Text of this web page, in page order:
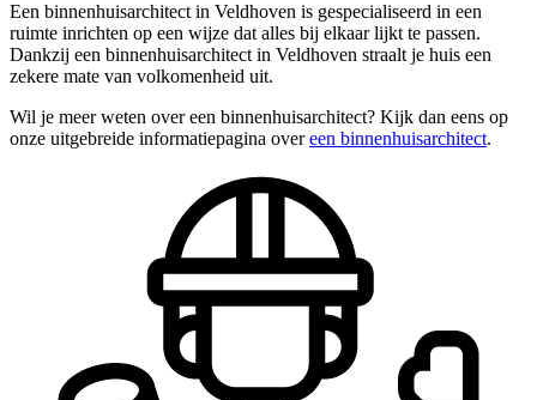
Een binnenhuisarchitect in Veldhoven is gespecialiseerd in een
ruimte inrichten op een wijze dat alles bij elkaar lijkt te passen.
Dankzij een binnenhuisarchitect in Veldhoven straalt je huis een
zekere mate van volkomenheid uit.
Wil je meer weten over een binnenhuisarchitect? Kijk dan eens op
onze uitgebreide informatiepagina overeen binnenhuisarchitect.